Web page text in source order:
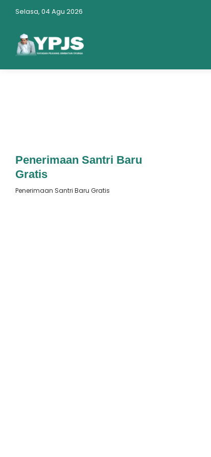
Selasa, 04 Agu 2026
Penerimaan Santri Baru
Gratis
Penerimaan Santri Baru Gratis